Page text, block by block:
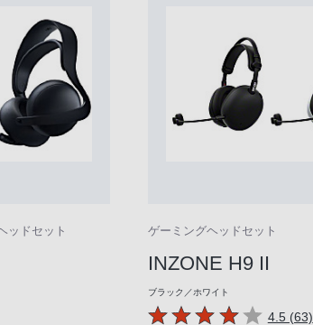
ッドセット ゲーミングヘッドセット
INZONE H9 II
ブラック／ホワイト
4.5 (63)